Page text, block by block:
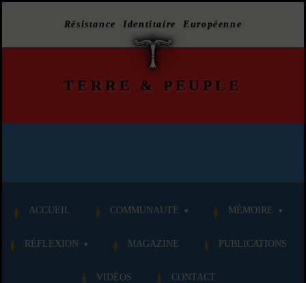
Résistance Identitaire Européenne
TERRE & PEUPLE
ACCUEIL COMMUNAUTÉ MÉMOIRE
RÉFLEXION MAGAZINE PUBLICATIONS
VIDÉOS CONTACT